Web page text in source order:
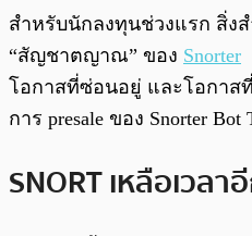
สำหรับนักลงทุนช่วงแรก สิ่ง
“สัญชาตญาณ” ของ Snorter
โอกาสที่ซ่อนอยู่ และโอกา
การ presale ของ Snorter Bot
SNORT เหลือเวล